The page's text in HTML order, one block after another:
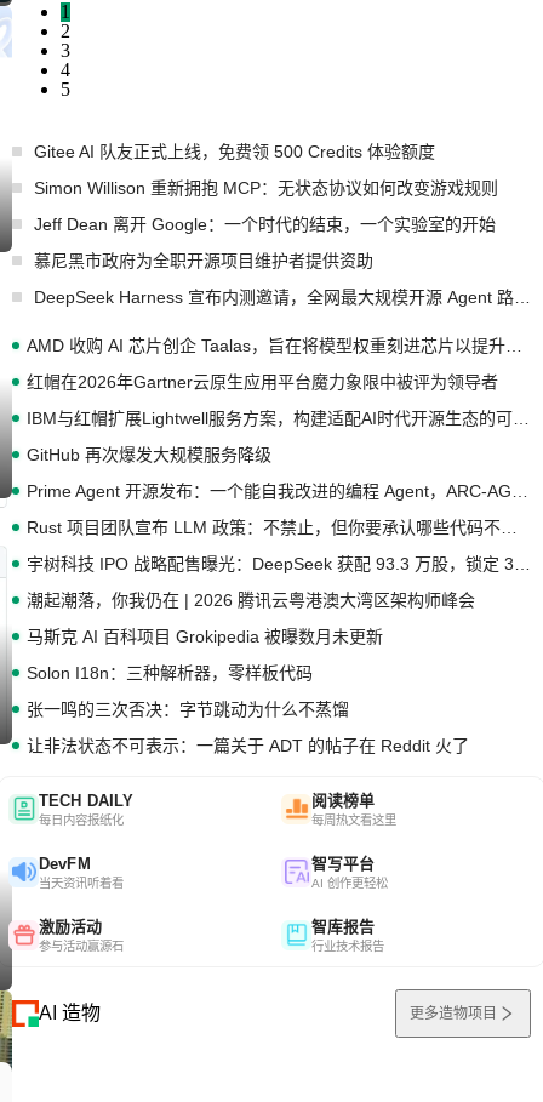
1
2
3
4
5
Gitee AI 队友正式上线，免费领 500 Credits 体验额度
Simon Willison 重新拥抱 MCP：无状态协议如何改变游戏规则
Jeff Dean 离开 Google：一个时代的结束，一个实验室的开始
慕尼黑市政府为全职开源项目维护者提供资助
红帽在2026年Gartner云原生应用平台魔力象限中被评为领导者
GitHub 再次爆发大规模服务降级
潮起潮落，你我仍在 | 2026 腾讯云粤港澳大湾区架构师峰会
马斯克 AI 百科项目 Grokipedia 被曝数月未更新
Solon I18n：三种解析器，零样板代码
张一鸣的三次否决：字节跳动为什么不蒸馏
让非法状态不可表示：一篇关于 ADT 的帖子在 Reddit 火了
TECH DAILY
每日内容报纸化
阅读榜单
每周热文看这里
DevFM
当天资讯听着看
智写平台
AI 创作更轻松
激励活动
参与活动赢源石
智库报告
行业技术报告
AI 造物 更多造物项目